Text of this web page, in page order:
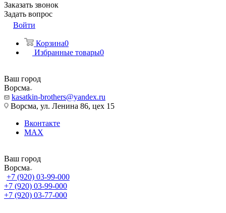
Заказать звонок
Задать вопрос
Войти
Корзина0
Избранные товары0
Ваш город
Ворсма
kasatkin-brothers@yandex.ru
Ворсма, ул. Ленина 86, цех 15
Вконтакте
MAX
Ваш город
Ворсма
+7 (920) 03-99-000
+7 (920) 03-99-000
+7 (920) 03-77-000